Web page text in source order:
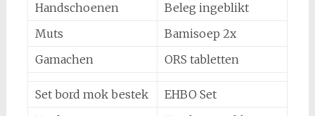
Handschoenen
Beleg ingeblikt
Muts
Bamisoep 2x
Gamachen
ORS tabletten
Set bord mok bestek
EHBO Set